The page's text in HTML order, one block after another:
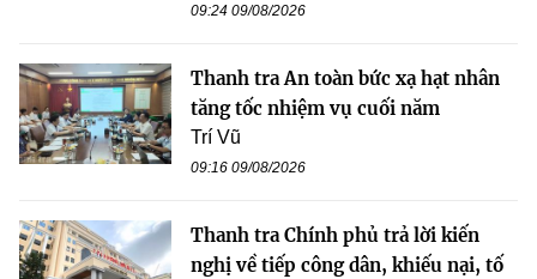
09:24 09/08/2026
Thanh tra An toàn bức xạ hạt nhân
tăng tốc nhiệm vụ cuối năm
Trí Vũ
09:16 09/08/2026
Thanh tra Chính phủ trả lời kiến
nghị về tiếp công dân, khiếu nại, tố